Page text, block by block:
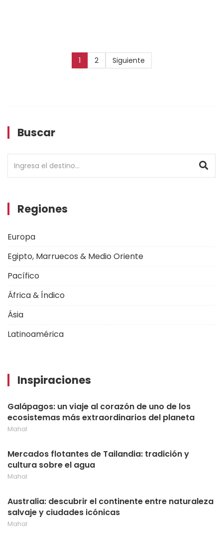
1 2 Siguiente
Buscar
Regiones
Europa
Egipto, Marruecos & Medio Oriente
Pacífico
África & Índico
Ásia
Latinoamérica
Inspiraciones
Galápagos: un viaje al corazón de uno de los
ecosistemas más extraordinarios del planeta
Mahal
Mercados flotantes de Tailandia: tradición y
cultura sobre el agua
Mahal
Australia: descubrir el continente entre naturaleza
salvaje y ciudades icónicas
Mahal